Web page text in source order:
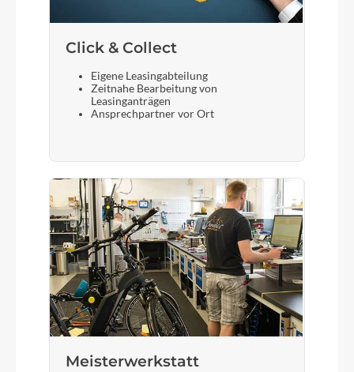
Click & Collect
Eigene Leasingabteilung
Zeitnahe Bearbeitung von
Leasinganträgen
Ansprechpartner vor Ort
Meisterwerkstatt